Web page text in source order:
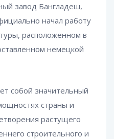
завод Бангладеш,
начал работу
расположенном в
немецкой
собой значительный
страны и
растущего
строительного и